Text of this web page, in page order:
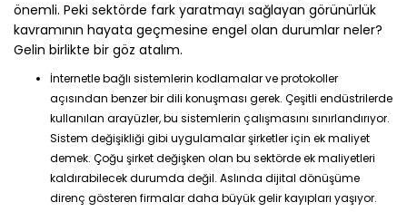
önemli. Peki sektörde fark yaratmayı sağlayan görünürlük
kavramının hayata geçmesine engel olan durumlar neler?
Gelin birlikte bir göz atalım.
İnternetle bağlı sistemlerin kodlamalar ve protokoller
açısından benzer bir dili konuşması gerek. Çeşitli endüstrilerde
kullanılan arayüzler, bu sistemlerin çalışmasını sınırlandırıyor.
Sistem değişikliği gibi uygulamalar şirketler için ek maliyet
demek. Çoğu şirket değişken olan bu sektörde ek maliyetleri
kaldırabilecek durumda değil. Aslında dijital dönüşüme
direnç gösteren firmalar daha büyük gelir kayıpları yaşıyor.